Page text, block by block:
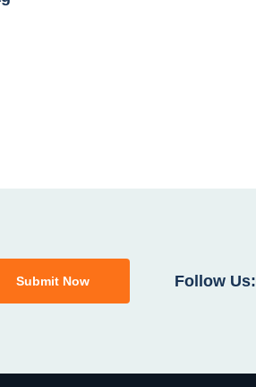
Submit Now Follow Us: